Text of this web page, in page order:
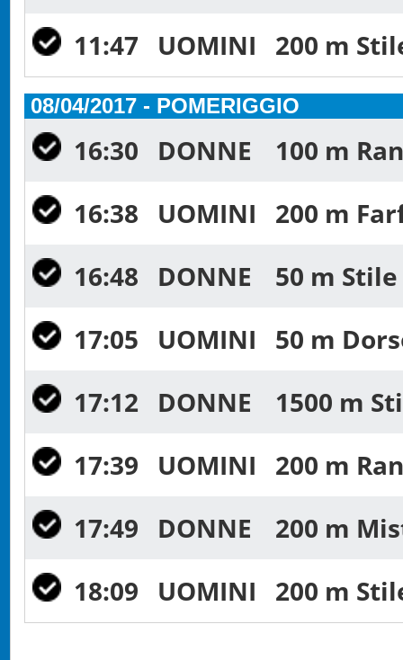
11:47
UOMINI 200 m
08/04/2017 - POMERIGGIO
16:30 DONNE
100 m
16:38
UOMINI 200 m
16:48
DONNE
50 m
17:05
UOMINI 50 m
17:12
DONNE
1500 m
17:39
UOMINI 200 m
17:49
DONNE
200 m
18:09
UOMINI 200 m